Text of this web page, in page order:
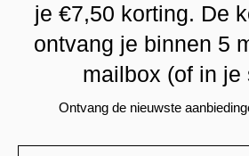
je €7,50 korting. De
ontvang je binnen 5
mailbox (of in je
Ontvang de nieuwste